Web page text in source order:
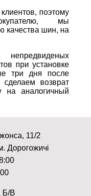
поэтому
мы
качества шин, на
непредвиденых
при установке
три дня после
сделаем возврат
аналогичный
11/2
Дорогожичі
Б/В